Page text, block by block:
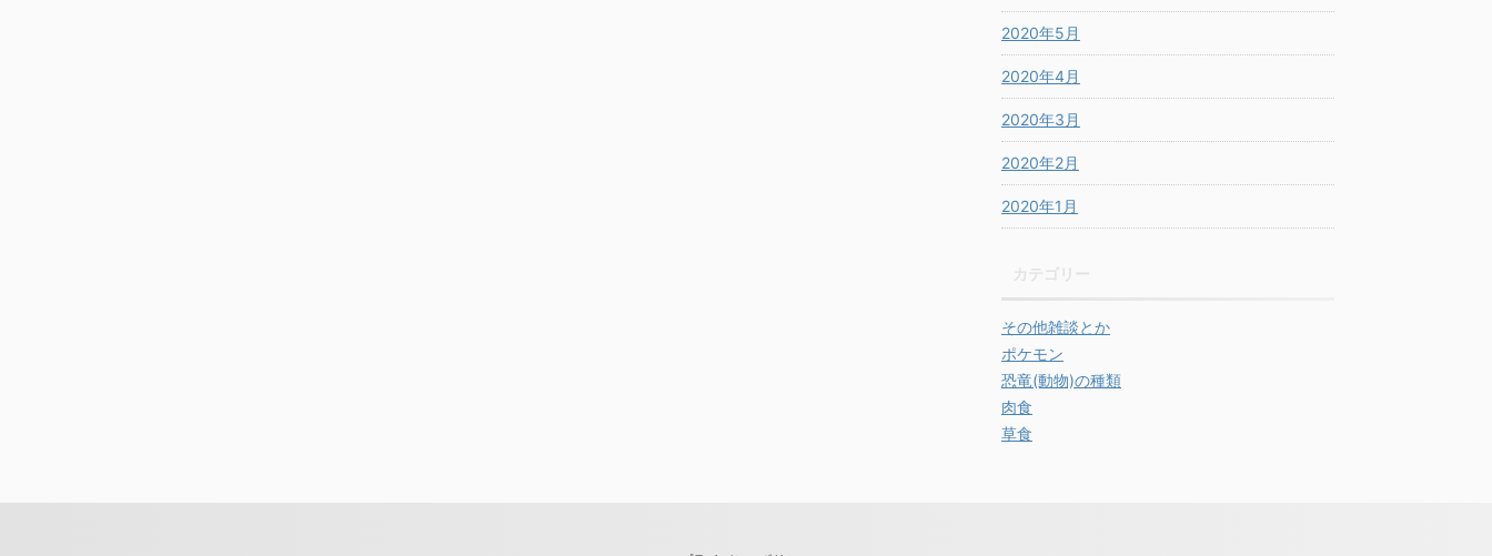
2020年5月
2020年4月
2020年3月
2020年2月
2020年1月
その他雑談とか
ポケモン
恐竜(動物)の種類
肉食
草食